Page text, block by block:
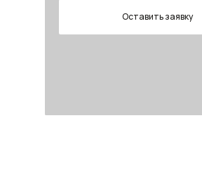
Оставить заявку